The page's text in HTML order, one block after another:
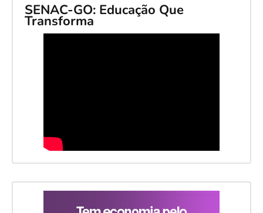
SENAC-GO: Educação Que
Transforma